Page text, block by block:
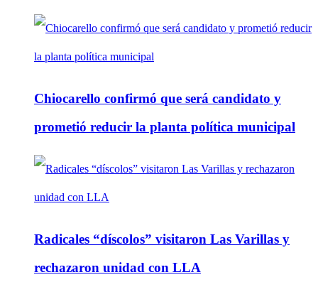
Chiocarello confirmó que será candidato y
prometió reducir la planta política municipal
Radicales “díscolos” visitaron Las Varillas y
rechazaron unidad con LLA